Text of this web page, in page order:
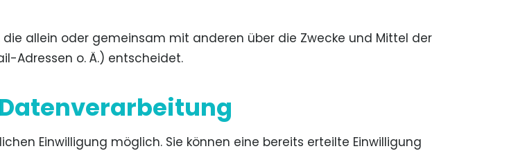
allein oder gemeinsam mit anderen über die Zwecke und Mittel der
Adressen o. Ä.) entscheidet.
Einwilligung möglich. Sie können eine bereits erteilte Einwilligung